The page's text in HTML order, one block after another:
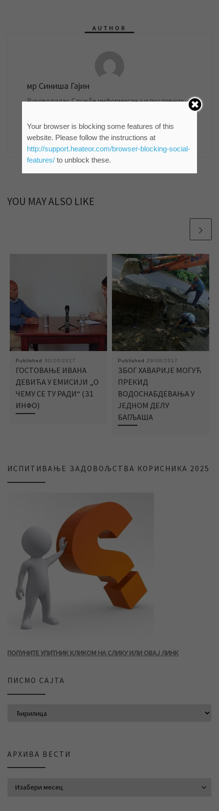
AUTHOR
мр Синиша Гајин
Руководилац Службе информисања и пословних
Зрењанин
861 POSTS
YOU MAY ALSO LIKE
Published 30/10/2017
ГОСТОВАЊЕ ИВАНА
ДЕВИЋА У ЕМИСИЈИ „О
ЧЕМУ СЕ ТУ РАДИ“ (З1
ИНФО)
Published 29/08/2017
ЗБОГ ХАВАРИЈЕ МОГУЋ
ПРЕКИД
ВОДОСНАБДЕВАЊА У
ЈЕДНОМ ДЕЛУ
БАГЉАША
ИСПИТИВАЊЕ ЗАДОВОЉСТВА КОРИСНИКА 2025
ПОПУНИТЕ УПИТНИК КЛИКОМ НА СЛИКУ ИЛИ ОВАЈ ЛИНК
ПИСМО САЈТА
АРХИВА ВЕСТИ
Your browser is blocking some features of this
website. Please follow the instructions at
http://support.heateor.com/browser-blocking-social-
features/to unblock these.